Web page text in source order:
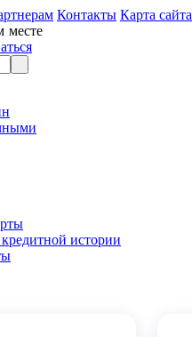
Контакты Карта сайта
месте
истории